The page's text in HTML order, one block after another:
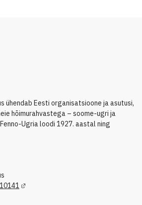
ühendab Eesti organisatsioone ja asutusi,
hõimurahvastega – soome-ugri ja
Ugria loodi 1927. aastal ning